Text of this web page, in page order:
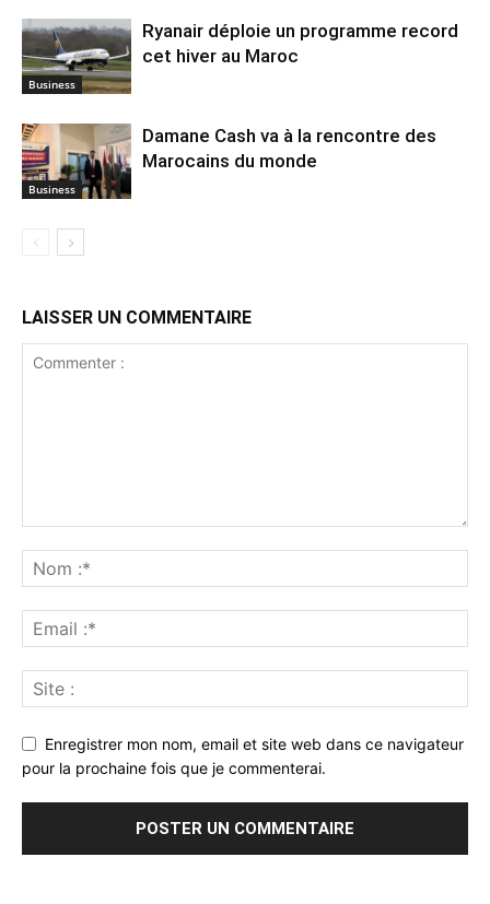
Business
Ryanair déploie un programme record
cet hiver au Maroc
Business
Damane Cash va à la rencontre des
Marocains du monde
LAISSER UN COMMENTAIRE
Enregistrer mon nom, email et site web dans ce navigateur
pour la prochaine fois que je commenterai.